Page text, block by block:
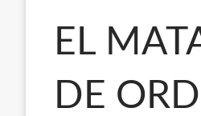
EL
DE